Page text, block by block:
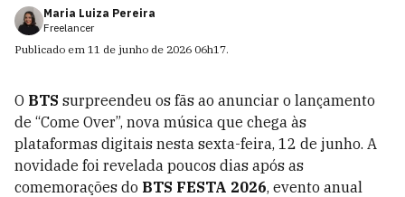
Maria Luiza Pereira
Freelancer
Publicado em 11 de junho de 2026 06h17.
O BTS surpreendeu os fãs ao anunciar o lançamento
de “Come Over”, nova música que chega às
plataformas digitais nesta sexta-feira, 12 de junho. A
novidade foi revelada poucos dias após as
comemorações do BTS FESTA 2026, evento anual